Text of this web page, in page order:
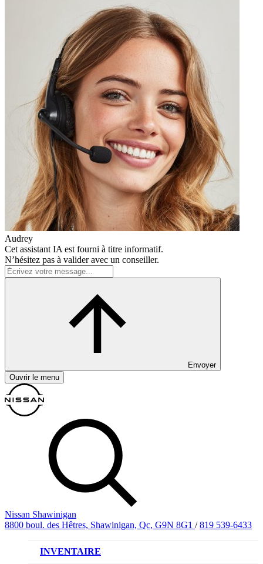
Audrey
Cet assistant IA est fourni à titre informatif.
N’hésitez pas à valider avec un conseiller.
Envoyer
Ouvrir le menu
Nissan Shawinigan
8800 boul. des Hêtres, Shawinigan, Qc, G9N 8G1 / 819 539-6433
INVENTAIRE